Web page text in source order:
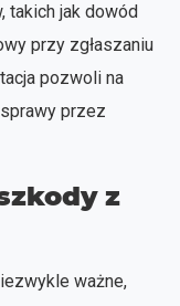
takich jak dowód
przy zgłaszaniu
pozwoli na
przez
z
ważne,